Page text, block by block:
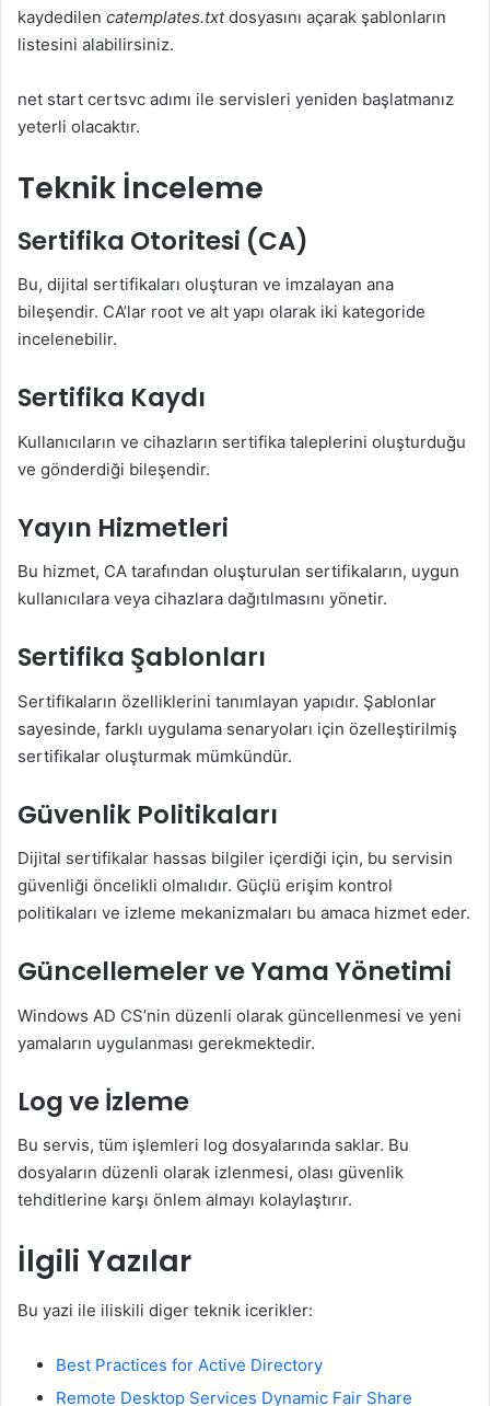
kaydedilen catemplates.txtdosyasını açarak şablonların
listesini alabilirsiniz.
net start certsvc adımı ile servisleri yeniden başlatmanız
yeterli olacaktır.
Teknik İnceleme
Sertifika Otoritesi (CA)
Bu, dijital sertifikaları oluşturan ve imzalayan ana
bileşendir. CA’lar root ve alt yapı olarak iki kategoride
incelenebilir.
Sertifika Kaydı
Kullanıcıların ve cihazların sertifika taleplerini oluşturduğu
ve gönderdiği bileşendir.
Yayın Hizmetleri
Bu hizmet, CA tarafından oluşturulan sertifikaların, uygun
kullanıcılara veya cihazlara dağıtılmasını yönetir.
Sertifika Şablonları
Sertifikaların özelliklerini tanımlayan yapıdır. Şablonlar
sayesinde, farklı uygulama senaryoları için özelleştirilmiş
sertifikalar oluşturmak mümkündür.
Güvenlik Politikaları
Dijital sertifikalar hassas bilgiler içerdiği için, bu servisin
güvenliği öncelikli olmalıdır. Güçlü erişim kontrol
politikaları ve izleme mekanizmaları bu amaca hizmet eder.
Güncellemeler ve Yama Yönetimi
Windows AD CS’nin düzenli olarak güncellenmesi ve yeni
yamaların uygulanması gerekmektedir.
Log ve İzleme
Bu servis, tüm işlemleri log dosyalarında saklar. Bu
dosyaların düzenli olarak izlenmesi, olası güvenlik
tehditlerine karşı önlem almayı kolaylaştırır.
İlgili Yazılar
Bu yazi ile iliskili diger teknik icerikler:
Best Practices for Active Directory
Remote Desktop Services Dynamic Fair Share